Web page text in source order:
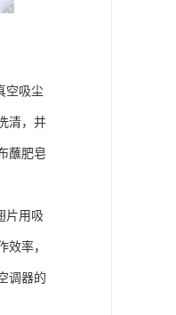
空吸尘
清，并
蘸肥皂
片用吸
率，
调器的